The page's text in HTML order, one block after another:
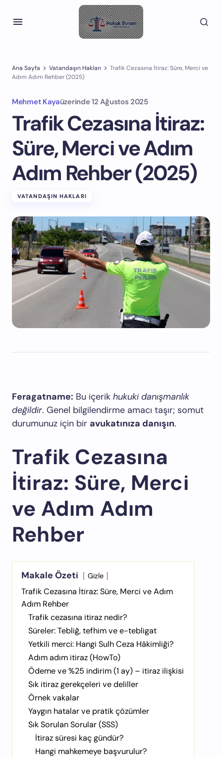
Ana Sayfa Vatandaşın Hakları
Trafik Cezasına İtiraz: Süre, Merci ve
Adım Adım Rehber (2025)
Mehmet Kayaüzerinde 12 Ağustos 2025
Trafik Cezasına İtiraz:
Süre, Merci ve Adım
Adım Rehber (2025)
VATANDAŞIN HAKLARI
Feragatname: Bu içerik hukuki danışmanlık
değildir. Genel bilgilendirme amacı taşır; somut
durumunuz için bir avukatınıza danışın.
Trafik Cezasına
İtiraz: Süre, Merci
ve Adım Adım
Rehber
Makale Özeti Gizle
Trafik Cezasına İtiraz: Süre, Merci ve Adım
Adım Rehber
Trafik cezasına itiraz nedir?
Süreler: Tebliğ, tefhim ve e-tebligat
Yetkili merci: Hangi Sulh Ceza Hâkimliği?
Adım adım itiraz (HowTo)
Ödeme ve %25 indirim (1 ay) – itiraz ilişkisi
Sık itiraz gerekçeleri ve deliller
Örnek vakalar
Yaygın hatalar ve pratik çözümler
Sık Sorulan Sorular (SSS)
İtiraz süresi kaç gündür?
Hangi mahkemeye başvurulur?